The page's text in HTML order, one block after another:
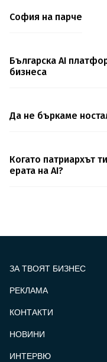
София на парче
Българска AI
бизнеса
Да не бъркаме
Когато патриархът
ерата на AI?
ЗА ТВОЯТ БИЗНЕС
РЕКЛАМА
КОНТАКТИ
НОВИНИ
ИНТЕРВЮ